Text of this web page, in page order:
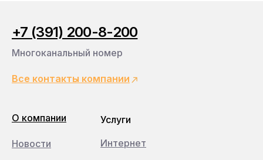
+7 (391) 200-8-200
Многоканальный номер
О компании Услуги
Новости Интернет
Все контакты компании